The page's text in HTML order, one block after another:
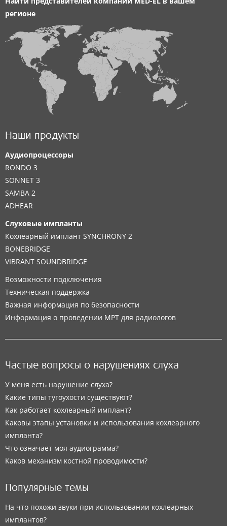
регионе
Наши продукты
Аудиопроцессоры
RONDO 3
SONNET 3
SAMBA 2
ADHEAR
Слуховые импланты
Кохлеарный имплант SYNCHRONY 2
BONEBRIDGE
VIBRANT SOUNDBRIDGE
Возможности подключения
Техническая поддержка
Важная информация по безопасности
Информация о проведении МРТ для радиологов
Частые вопросы о нарушениях слуха
У меня есть нарушение слуха?
Какие типы тугоухости существуют?
Как работает кохлеарный имплант?
Каковы этапы установки и использования кохлеарного
импланта?
Что означает моя аудиограмма?
Каков механизм костной проводимости?
Популярные темы
На что похожи звуки при использовании кохлеарных
имплантов?